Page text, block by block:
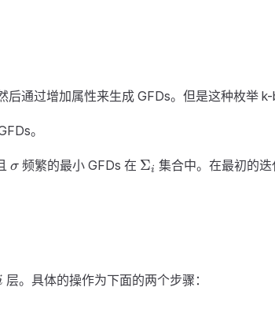
后通过增加属性来生成 GFDs。但是这种枚举
。
\sigma
σ 频繁的最小 GFDs 在 \Sigma_i
Σi 集合中。在最初的
层。具体的操作为下面的两个步骤：